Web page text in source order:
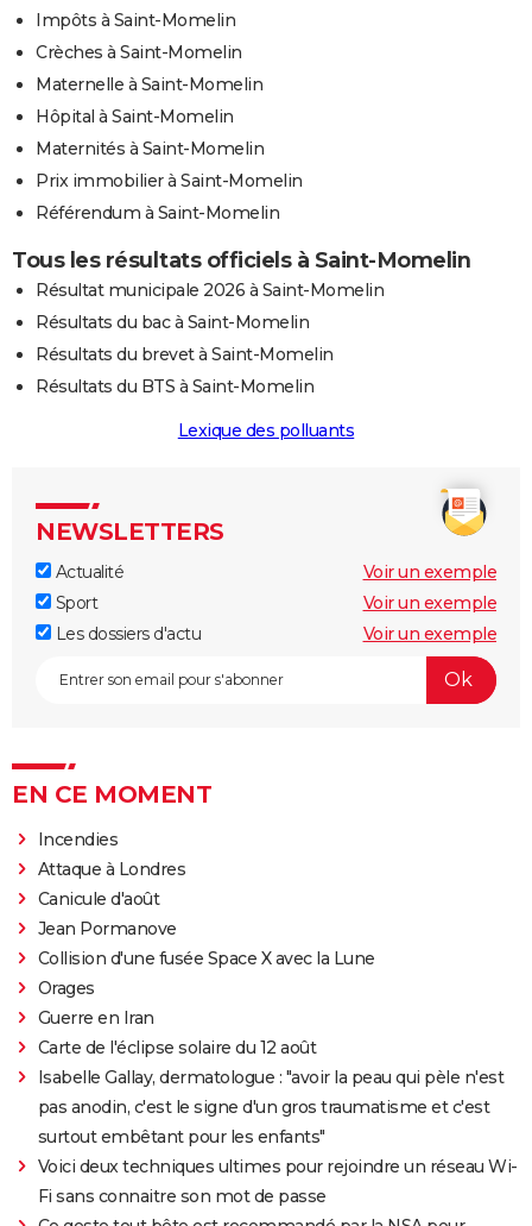
Impôts à Saint-Momelin
Crèches à Saint-Momelin
Maternelle à Saint-Momelin
Hôpital à Saint-Momelin
Maternités à Saint-Momelin
Prix immobilier à Saint-Momelin
Référendum à Saint-Momelin
Tous les résultats officiels à Saint-Momelin
Résultat municipale 2026 à Saint-Momelin
Résultats du bac à Saint-Momelin
Résultats du brevet à Saint-Momelin
Résultats du BTS à Saint-Momelin
Lexique des polluants
NEWSLETTERS
Actualité
Voir un exemple
Sport
Voir un exemple
Les dossiers d'actu
Voir un exemple
EN CE MOMENT
Incendies
Attaque à Londres
Canicule d'août
Jean Pormanove
Collision d'une fusée Space X avec la Lune
Orages
Guerre en Iran
Carte de l'éclipse solaire du 12 août
Isabelle Gallay, dermatologue : "avoir la peau qui pèle n'est
pas anodin, c'est le signe d'un gros traumatisme et c'est
surtout embêtant pour les enfants"
Voici deux techniques ultimes pour rejoindre un réseau Wi-
Fi sans connaitre son mot de passe